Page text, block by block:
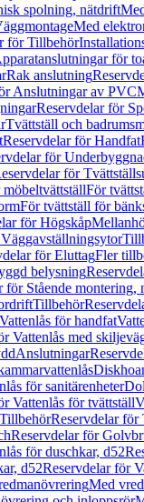
spolning, nätdrift
Med
för Tillbehör
för
Rak anslutning
Anslutningar av PVC
Reservdelar för
Tvättställ och
Reservdelar för Handfat
för
för
För
För tvättställ för
för Högskåp
för EluttagFler
belysning
för Stående montering,
Tillbehör
för handfat
Vattenlås med
Anslutningar
för sanitärenheter
Vattenlås för tvättställ
TillbehörReservdelar för
Reservdelar för
för duschkar, d52
d52Reservdelar för
Med